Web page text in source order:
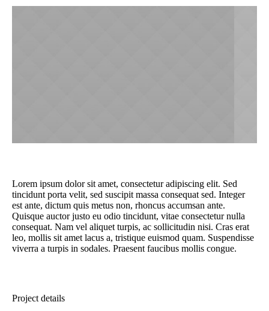
Lorem ipsum dolor sit amet, consectetur adipiscing elit. Sed
tincidunt porta velit, sed suscipit massa consequat sed. Integer
est ante, dictum quis metus non, rhoncus accumsan ante.
Quisque auctor justo eu odio tincidunt, vitae consectetur nulla
consequat. Nam vel aliquet turpis, ac sollicitudin nisi. Cras erat
leo, mollis sit amet lacus a, tristique euismod quam. Suspendisse
viverra a turpis in sodales. Praesent faucibus mollis congue.
Project details